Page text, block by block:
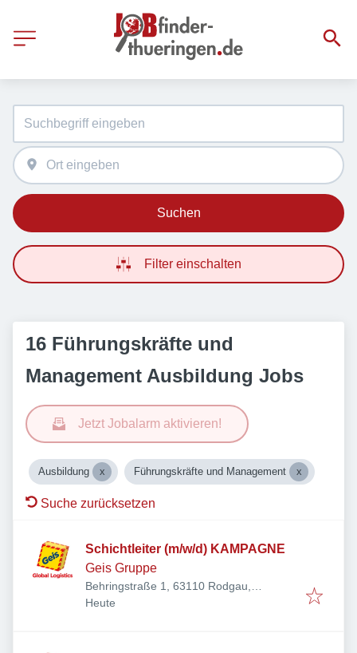
Suchen
Filter einschalten
16 Führungskräfte und
Management Ausbildung Jobs
Jetzt Jobalarm aktivieren!
Ausbildung Führungskräfte und Management
Suche zurücksetzen
Schichtleiter (m/w/d) KAMPAGNE
Geis Gruppe
Behringstraße 1, 63110 Rodgau,
Deutschland
Veröffentlicht
Heute